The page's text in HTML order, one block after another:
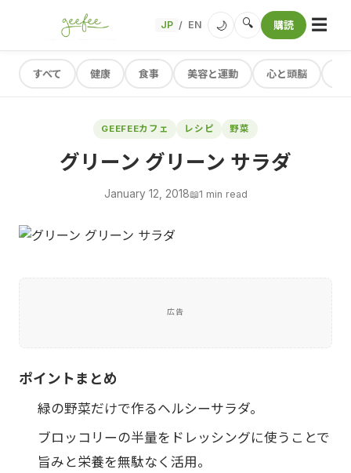
JP / EN 🌙 🔍 購読 ☰
すべて 健康 食事 美容と運動 心と頭脳
GEEFEEカフェ レシピ 野菜
グリーン グリーン サラダ
January 12, 2018📖1 min read
広告
ポイントまとめ
緑の野菜だけで作るヘルシーサラダ。
ブロッコリーの半量をドレッシングに使うことで
旨みと栄養を無駄なく活用。